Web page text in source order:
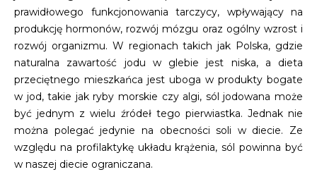
prawidłowego funkcjonowania tarczycy, wpływający na
produkcję hormonów, rozwój mózgu oraz ogólny wzrost i
rozwój organizmu. W regionach takich jak Polska, gdzie
naturalna zawartość jodu w glebie jest niska, a dieta
przeciętnego mieszkańca jest uboga w produkty bogate
w jod, takie jak ryby morskie czy algi, sól jodowana może
być jednym z wielu źródeł tego pierwiastka. Jednak nie
można polegać jedynie na obecności soli w diecie. Ze
względu na profilaktykę układu krążenia, sól powinna być
w naszej diecie ograniczana.